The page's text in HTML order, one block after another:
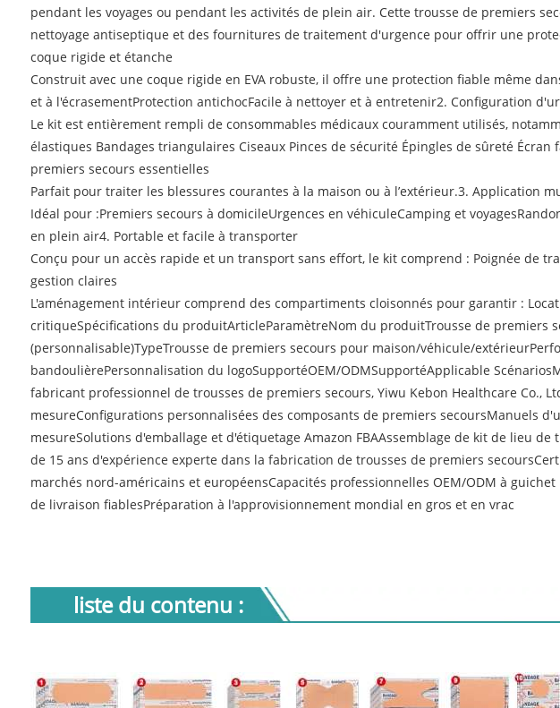
pendant les voyages ou pendant les activités de plein air. Cette trousse de premiers
nettoyage antiseptique et des fournitures de traitement d'urgence pour offrir une
coque rigide et étanche
Construit avec une coque rigide en EVA robuste, il offre une protection fiable même
et à l'écrasementProtection antichocFacile à nettoyer et à entretenir2. Configuration
Le kit est entièrement rempli de consommables médicaux couramment utilisés,
élastiques Bandages triangulaires Ciseaux Pinces de sécurité Épingles de sûreté
premiers secours essentielles
Parfait pour traiter les blessures courantes à la maison ou à l’extérieur.3. Application
Idéal pour :Premiers secours à domicileUrgences en véhiculeCamping et
en plein air4. Portable et facile à transporter
Conçu pour un accès rapide et un transport sans effort, le kit comprend : Poignée de
gestion claires
L'aménagement intérieur comprend des compartiments cloisonnés pour garantir :
critiqueSpécifications du produitArticleParamètreNom du produitTrousse de premiers
(personnalisable)TypeTrousse de premiers secours pour maison/véhicule/
bandoulièrePersonnalisation du logoSupportéOEM/ODMSupportéApplicable
fabricant professionnel de trousses de premiers secours, Yiwu Kebon Healthcare
mesureConfigurations personnalisées des composants de premiers secoursManuels
mesureSolutions d'emballage et d'étiquetage Amazon FBAAssemblage de kit de lieu
de 15 ans d'expérience experte dans la fabrication de trousses de premiers
marchés nord-américains et européensCapacités professionnelles OEM/ODM à
de livraison fiablesPréparation à l'approvisionnement mondial en gros et en vrac
liste du contenu :